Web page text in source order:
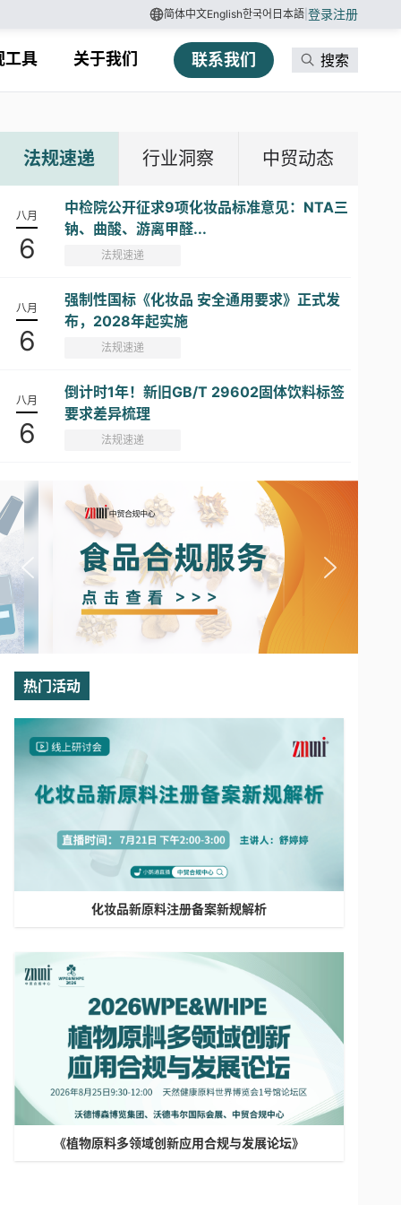
简体中文English한국어 日本語 登录注册
工具 关于我们 联系我们 搜索
法规速递 行业洞察 中贸动态
八月
6
中检院公开征求9项化妆品标准意见：NTA三
钠、曲酸、游离甲醛...
法规速递
八月
6
强制性国标《化妆品 安全通用要求》正式发
布，2028年起实施
法规速递
八月
6
倒计时1年！新旧GB/T 29602固体饮料标签
要求差异梳理
法规速递
热门活动
化妆品新原料注册备案新规解析
《植物原料多领域创新应用合规与发展论坛》